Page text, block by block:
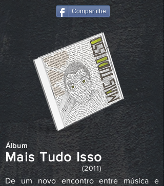
Compartilhe
Álbum
Mais Tudo Isso
(2011)
De um novo encontro entre música e